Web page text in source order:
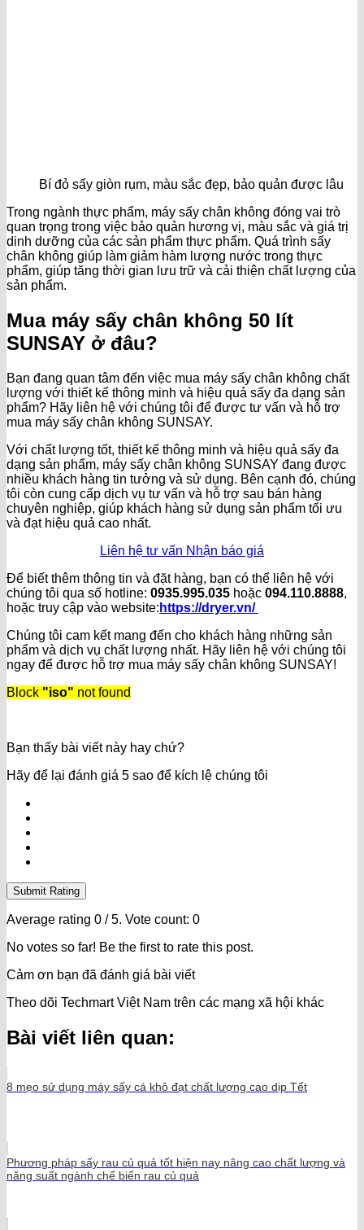
Bí đỏ sấy giòn rụm, màu sắc đẹp, bảo quản được lâu
Trong ngành thực phẩm, máy sấy chân không đóng vai trò
quan trọng trong việc bảo quản hương vị, màu sắc và giá trị
dinh dưỡng của các sản phẩm thực phẩm. Quá trình sấy
chân không giúp làm giảm hàm lượng nước trong thực
phẩm, giúp tăng thời gian lưu trữ và cải thiện chất lượng của
sản phẩm.
Mua máy sấy chân không 50 lít
SUNSAY ở đâu?
Bạn đang quan tâm đến việc mua máy sấy chân không chất
lượng với thiết kế thông minh và hiệu quả sấy đa dạng sản
phẩm? Hãy liên hệ với chúng tôi để được tư vấn và hỗ trợ
mua máy sấy chân không SUNSAY.
Với chất lượng tốt, thiết kế thông minh và hiệu quả sấy đa
dạng sản phẩm, máy sấy chân không SUNSAY đang được
nhiều khách hàng tin tưởng và sử dụng. Bên cạnh đó, chúng
tôi còn cung cấp dịch vụ tư vấn và hỗ trợ sau bán hàng
chuyên nghiệp, giúp khách hàng sử dụng sản phẩm tối ưu
và đạt hiệu quả cao nhất.
Liên hệ tư vấn Nhận báo giá
Để biết thêm thông tin và đặt hàng, bạn có thể liên hệ với
chúng tôi qua số hotline: 0935.995.035 hoặc 094.110.8888,
hoặc truy cập vào website: https://dryer.vn/
Chúng tôi cam kết mang đến cho khách hàng những sản
phẩm và dịch vụ chất lượng nhất. Hãy liên hệ với chúng tôi
ngay để được hỗ trợ mua máy sấy chân không SUNSAY!
Block "iso" not found
Bạn thấy bài viết này hay chứ?
Hãy để lại đánh giá 5 sao để kích lệ chúng tôi
Submit Rating
Average rating 0 / 5. Vote count: 0
No votes so far! Be the first to rate this post.
Cảm ơn bạn đã đánh giá bài viết
Theo dõi Techmart Việt Nam trên các mạng xã hội khác
Bài viết liên quan:
8 mẹo sử dụng máy sấy cá khô đạt chất lượng cao dịp Tết
Phương pháp sấy rau củ quả tốt hiện nay nâng cao chất lượng và
năng suất ngành chế biến rau củ quả